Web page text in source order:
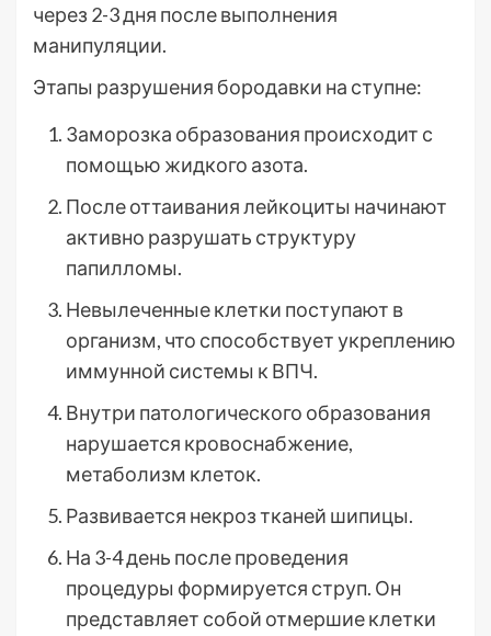
через 2-3 дня после выполнения
манипуляции.
Этапы разрушения бородавки на ступне:
Заморозка образования происходит с
помощью жидкого азота.
После оттаивания лейкоциты начинают
активно разрушать структуру
папилломы.
Невылеченные клетки поступают в
организм, что способствует укреплению
иммунной системы к ВПЧ.
Внутри патологического образования
нарушается кровоснабжение,
метаболизм клеток.
Развивается некроз тканей шипицы.
На 3-4 день после проведения
процедуры формируется струп. Он
представляет собой отмершие клетки